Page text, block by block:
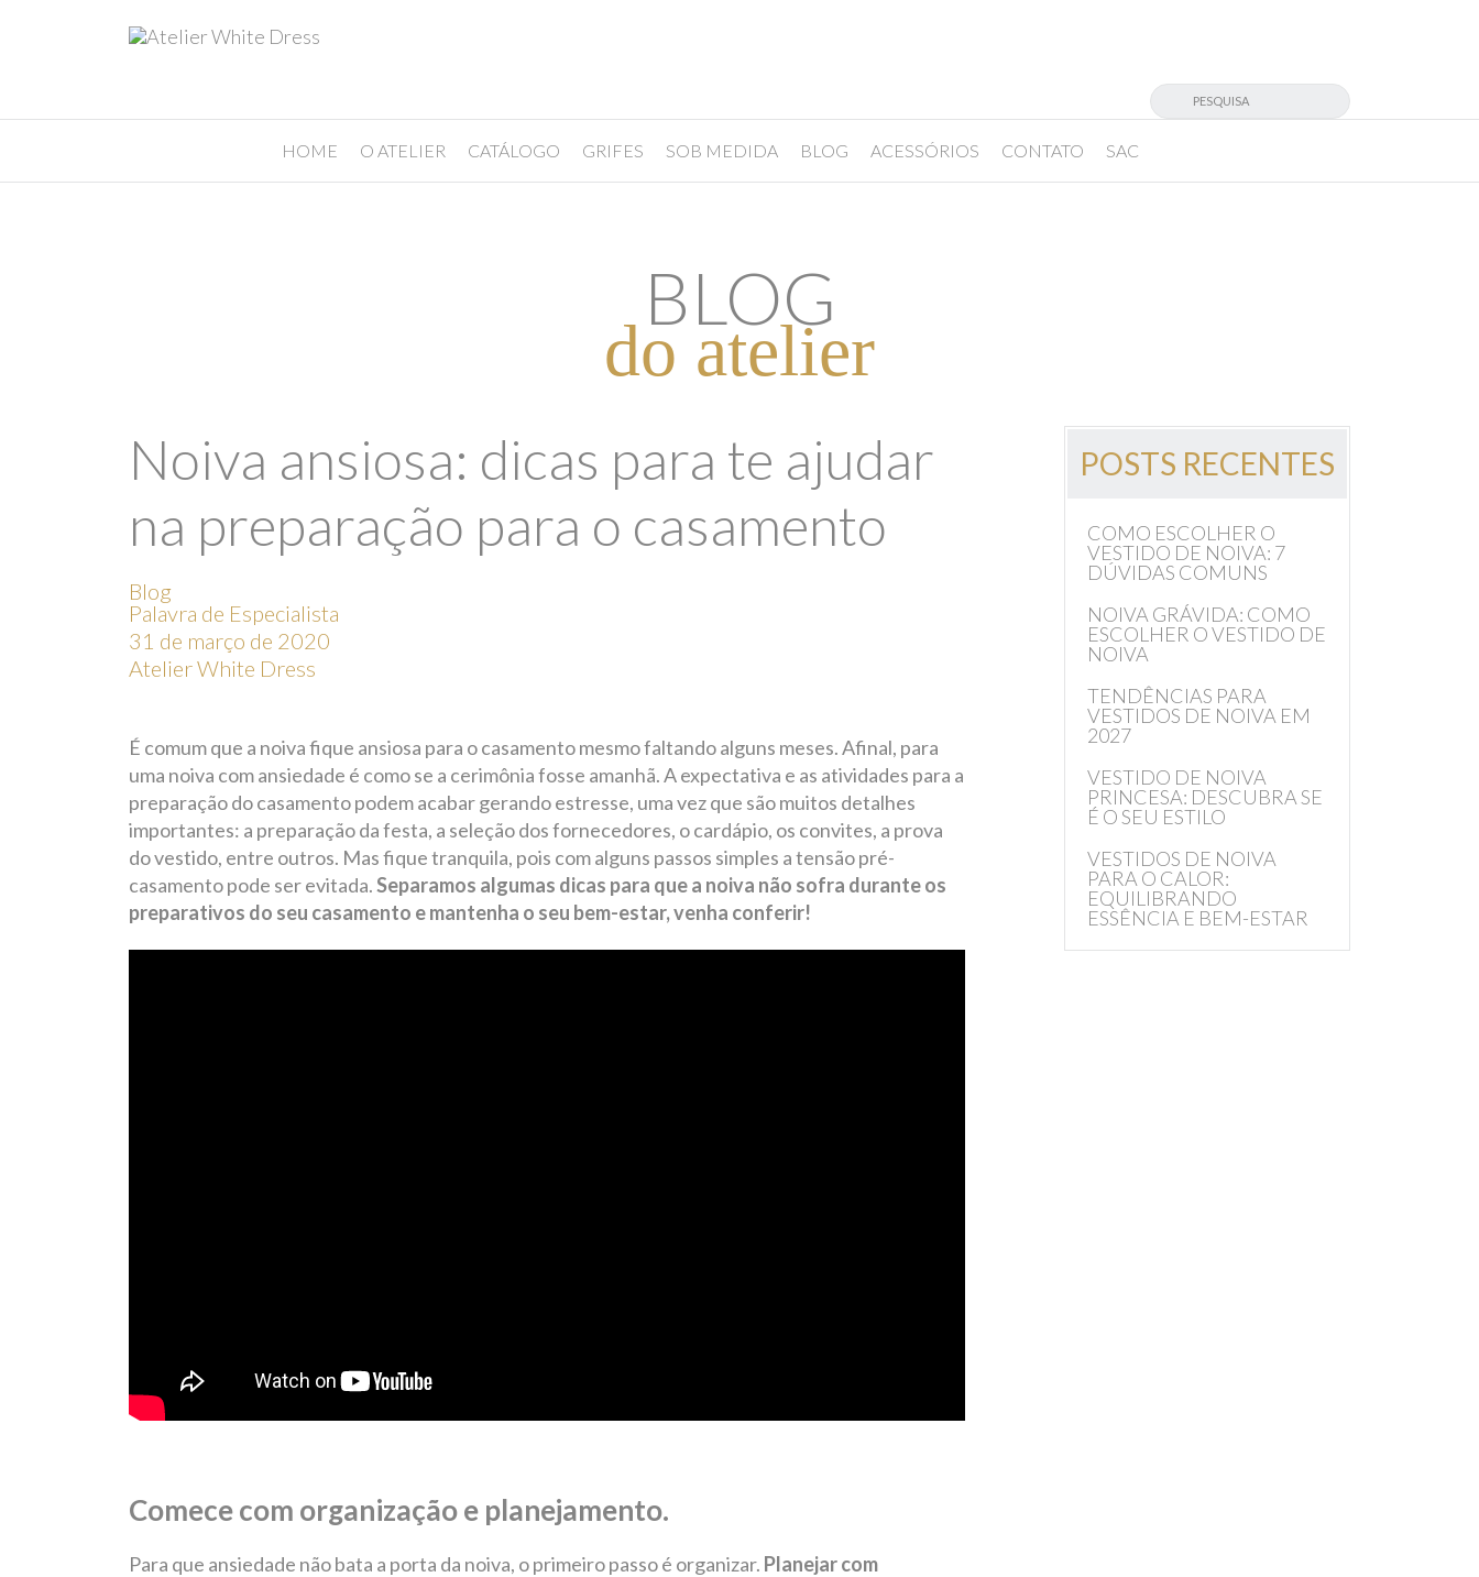
HOME O ATELIER CATÁLOGO GRIFES SOB MEDIDA BLOG ACESSÓRIOS CONTATO SAC
BLOG
do atelier
Noiva ansiosa: dicas para te ajudar
na preparação para o casamento
Blog
Palavra de Especialista
31 de março de 2020
Atelier White Dress
É comum que a noiva fique ansiosa para o casamento mesmo faltando alguns meses. Afinal, para
uma noiva com ansiedade é como se a cerimônia fosse amanhã. A expectativa e as atividades para a
preparação do casamento podem acabar gerando estresse, uma vez que são muitos detalhes
importantes: a preparação da festa, a seleção dos fornecedores, o cardápio, os convites, a prova
do vestido, entre outros. Mas fique tranquila, pois com alguns passos simples a tensão pré-
casamento pode ser evitada.Separamos algumas dicas para que a noiva não sofra durante os
preparativos do seu casamento e mantenha o seu bem-estar, venha conferir!
Comece com organização e planejamento.
Para que ansiedade não bata a porta da noiva, o primeiro passo é organizar. Planejar com
POSTS RECENTES
COMO ESCOLHER O
VESTIDO DE NOIVA: 7
DÚVIDAS COMUNS
NOIVA GRÁVIDA: COMO
ESCOLHER O VESTIDO DE
NOIVA
TENDÊNCIAS PARA
VESTIDOS DE NOIVA EM
2027
VESTIDO DE NOIVA
PRINCESA: DESCUBRA SE
É O SEU ESTILO
VESTIDOS DE NOIVA
PARA O CALOR:
EQUILIBRANDO
ESSÊNCIA E BEM-ESTAR